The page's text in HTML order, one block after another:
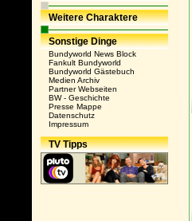
Weitere Charaktere
Sonstige Dinge
Bundyworld News Block
Fankult Bundyworld
Bundyworld Gästebuch
Medien Archiv
Partner Webseiten
BW - Geschichte
Presse Mappe
Datenschutz
Impressum
TV Tipps